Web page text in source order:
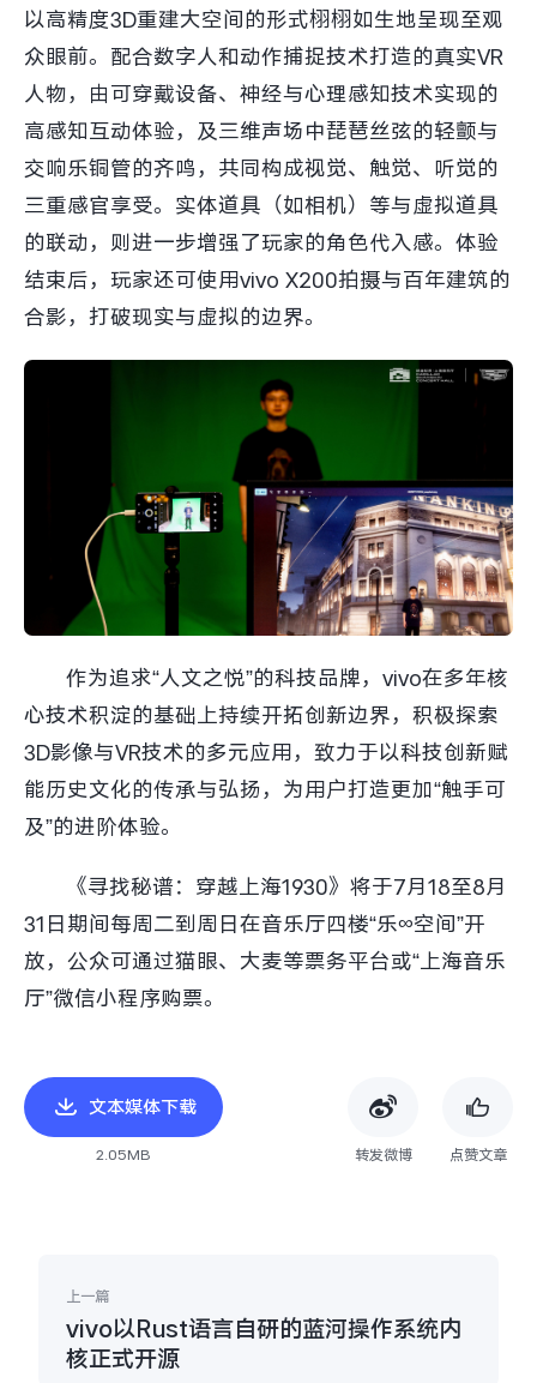
以高精度3D重建大空间的形式栩栩如生地呈现至观
众眼前。配合数字人和动作捕捉技术打造的真实VR
人物，由可穿戴设备、神经与心理感知技术实现的
高感知互动体验，及三维声场中琵琶丝弦的轻颤与
交响乐铜管的齐鸣，共同构成视觉、触觉、听觉的
三重感官享受。实体道具（如相机）等与虚拟道具
的联动，则进一步增强了玩家的角色代入感。体验
结束后，玩家还可使用vivo X200拍摄与百年建筑的
合影，打破现实与虚拟的边界。
作为追求“人文之悦”的科技品牌，vivo在多年核
心技术积淀的基础上持续开拓创新边界，积极探索
3D影像与VR技术的多元应用，致力于以科技创新赋
能历史文化的传承与弘扬，为用户打造更加“触手可
及”的进阶体验。
《寻找秘谱：穿越上海1930》将于7月18至8月
31日期间每周二到周日在音乐厅四楼“乐∞空间”开
放，公众可通过猫眼、大麦等票务平台或“上海音乐
厅”微信小程序购票。
文本媒体下载
2.05MB 转发微博 点赞文章
上一篇
vivo以Rust语言自研的蓝河操作系统内
核正式开源